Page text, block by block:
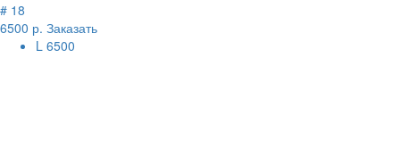
# 18
6500 р. Заказать
L 6500